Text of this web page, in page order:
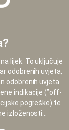
lijek. To uključuje
odobrenih uvjeta,
odobrenih uvjeta
indikacije (”off-
pogreške) te
izloženosti...